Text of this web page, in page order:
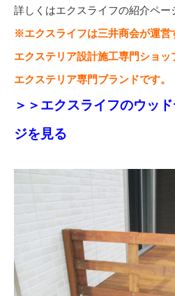
詳しくはエクスライフの紹介ペー
※エクスライフは三井商会が運営
エクステリア設計施工専門ショッ
エクステリア専門ブランドです。
＞＞エクスライフのウッ
ジを見る